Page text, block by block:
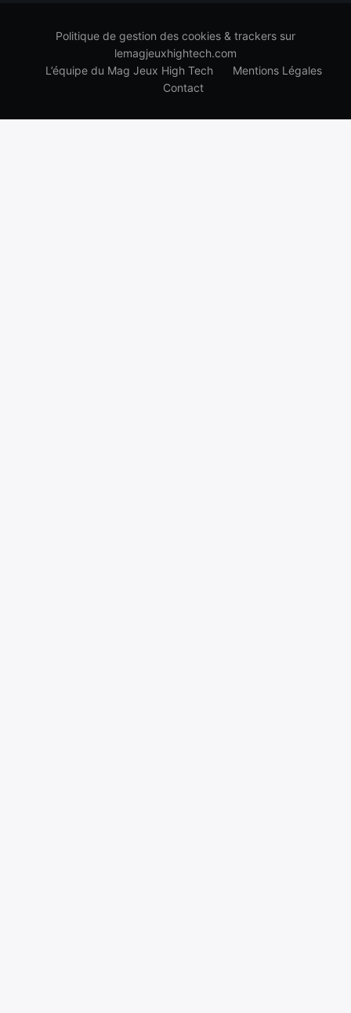
Politique de gestion des cookies & trackers sur
lemagjeuxhightech.com
L’équipe du Mag Jeux High Tech
Mentions Légales
Contact